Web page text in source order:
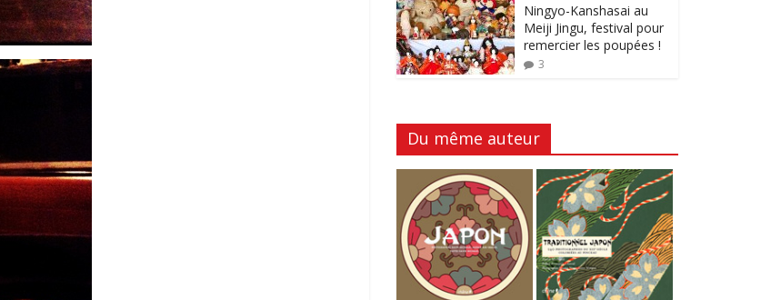
Ningyo-Kanshasai au
Meiji Jingu, festival pour
remercier les poupées !
3
Du même auteur